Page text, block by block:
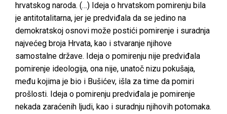
hrvatskog naroda. (…) Ideja o hrvatskom pomirenju bila
je antitotalitarna, jer je predviđala da se jedino na
demokratskoj osnovi može postići pomirenje i suradnja
najvećeg broja Hrvata, kao i stvaranje njihove
samostalne države. Ideja o pomirenju nije predviđala
pomirenje ideologija, ona nije, unatoč nizu pokušaja,
među kojima je bio i Bušićev, išla za time da pomiri
prošlosti. Ideja o pomirenju predviđala je pomirenje
nekada zaraćenih ljudi, kao i suradnju njihovih potomaka.